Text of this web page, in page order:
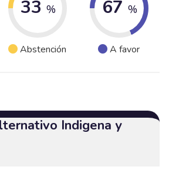
33 %
Abstención
67 %
A favor
Indigena y